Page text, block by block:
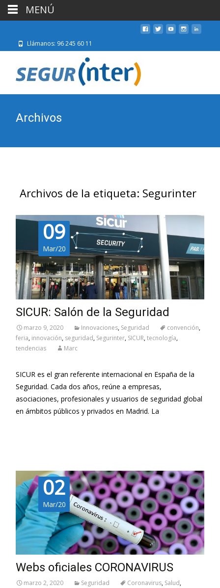
Llámanos: 96 245 60 11
Archivos
Archivos de la etiqueta: Segurinter
09
Mar/20
SICUR: Salón de la Seguridad
marzo 9, 2020 Innovaciones, Seguridad convención,
feria, innovación, seguridad, Segurinter, SICUR,tecnología,
tendencias
Marc
SICUR es el gran referente internacional en España de la
Seguridad. Cada dos años, reúne a empresas,
asociaciones, profesionales y usuarios de seguridad global
en ámbitos públicos y privados en Madrid. La
02
Mar/20
Webs oficiales CORONAVIRUS
marzo 2, 2020 Seguridad Coronavirus, Salud,
MENÚ